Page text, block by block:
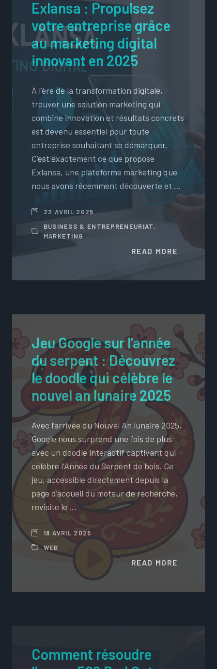
Exlansa : Propulsez
votre entreprise grâce
au marketing digital
innovant en 2025
À l’ère de la transformation digitale,
trouver une solution marketing qui
combine innovation et résultats concrets
est devenu essentiel pour toute
entreprise souhaitant se démarquer.
C’est exactement ce que propose
Exlansa, une plateforme marketing que
nous avons récemment découverte et …
22 AVRIL 2025
BUSINESS & ENTREPRENEURIAT,
MARKETING
READ MORE
Jeu Google sur l’année
du serpent : Découvrez
le doodle qui célèbre le
nouvel an lunaire 2025
Avec l’arrivée du Nouvel An lunaire 2025,
Google nous surprend une fois de plus
avec un doodle interactif captivant qui
célèbre l’Année du Serpent de bois. Ce
jeu, accessible directement depuis la
page d’accueil du moteur de recherche,
revisite le …
18 AVRIL 2025
WEB
READ MORE
Comment résoudre